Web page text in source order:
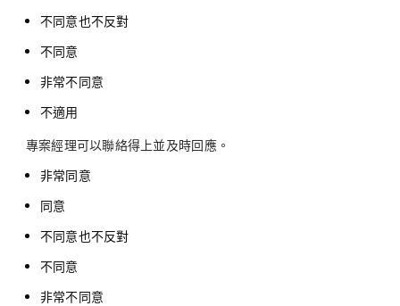
不同意也不反對
不同意
非常不同意
不適用
專案經理可以聯絡得上並及時回應。
非常同意
同意
不同意也不反對
不同意
非常不同意